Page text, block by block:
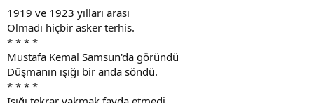
1919 ve 1923 yılları arası
Olmadı hiçbir asker terhis.
* * * *
Mustafa Kemal Samsun'da göründü
Düşmanın ışığı bir anda söndü.
* * * *